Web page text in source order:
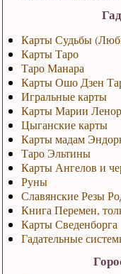
Карты Судьбы
Карты Таро
Таро Манара
Карты Ошо Дзен
Игральные карты
Карты Марии
Цыганские карты
Карты мадам
Таро Эльтины
Карты Ангелов и
Руны
Славянские Резы
Книга Перемен,
Карты Сведенборга
Гадательные